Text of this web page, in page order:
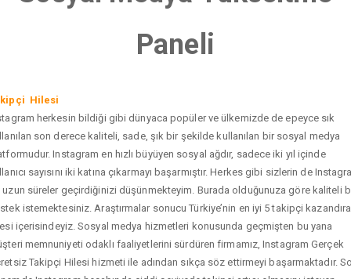
Paneli
Hilesi
herkesin bildiği gibi dünyaca popüler ve ülkemizde de epeyce sık
son derece kaliteli, sade, şık bir şekilde kullanılan bir sosyal medya
Instagram en hızlı büyüyen sosyal ağdır, sadece iki yıl içinde
sayısını iki katına çıkarmayı başarmıştır. Herkes gibi sizlerin de
uzun süreler geçirdiğinizi düşünmekteyim. Burada olduğunuza göre kaliteli
istemektesiniz. Araştırmalar sonucu Türkiye’nin en iyi 5 takipçi
içerisindeyiz. Sosyal medya hizmetleri konusunda geçmişten bu yana
memnuniyeti odaklı faaliyetlerini sürdüren firmamız, Instagram Gerçek
Takipçi Hilesi hizmeti ile adından sıkça söz ettirmeyi başarmaktadır.